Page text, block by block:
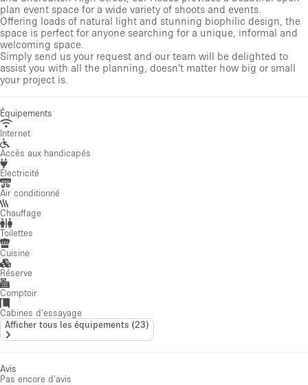
plan event space for a wide variety of shoots and events.
Offering loads of natural light and stunning biophilic design, the
space is perfect for anyone searching for a unique, informal and
welcoming space.
Simply send us your request and our team will be delighted to
assist you with all the planning, doesn't matter how big or small
your project is.
Équipements
Internet
Accès aux handicapés
Électricité
Air conditionné
Chauffage
Toilettes
Cuisine
Réserve
Comptoir
Cabines d'essayage
Afficher tous les équipements (23)
Avis
Pas encore d'avis